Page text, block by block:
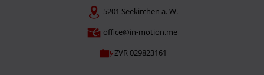
5201 Seekirchen a. W.
office@in-motion.me
ZVR 029823161